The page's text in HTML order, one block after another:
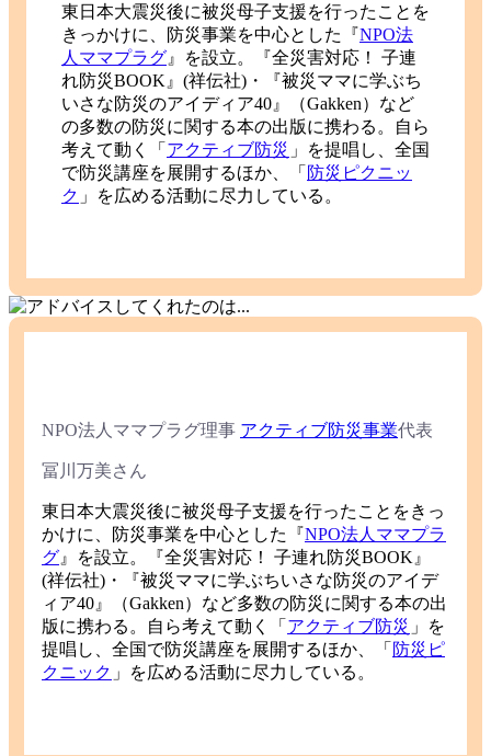
東日本大震災後に被災母子支援を行ったことを
きっかけに、防災事業を中心とした『NPO法
人ママプラグ 』を設立。『全災害対応！ 子連
れ防災BOOK』(祥伝社)・『被災ママに学ぶち
いさな防災のアイディア40』（Gakken）など
の多数の防災に関する本の出版に携わる。自ら
考えて動く「 アクティブ防災 」を提唱し、全国
で防災講座を展開するほか、「 防災ピクニッ
ク 」を広める活動に尽力している。
NPO法人ママプラグ理事 アクティブ防災事業代表
冨川万美さん
東日本大震災後に被災母子支援を行ったことをきっ
かけに、防災事業を中心とした『NPO法人ママプラ
グ 』を設立。『全災害対応！ 子連れ防災BOOK』
(祥伝社)・『被災ママに学ぶちいさな防災のアイデ
ィア40』（Gakken）など多数の防災に関する本の出
版に携わる。自ら考えて動く「 アクティブ防災 」を
提唱し、全国で防災講座を展開するほか、「 防災ピ
クニック 」を広める活動に尽力している。